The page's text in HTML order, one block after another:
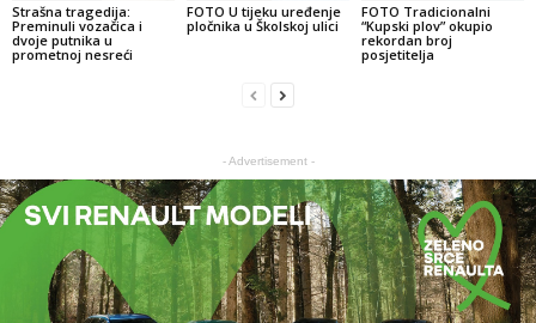
Strašna tragedija:
Preminuli vozačica i
dvoje putnika u
prometnoj nesreći
FOTO U tijeku uređenje
pločnika u Školskoj ulici
FOTO Tradicionalni
“Kupski plov” okupio
rekordan broj
posjetitelja
- Advertisement -